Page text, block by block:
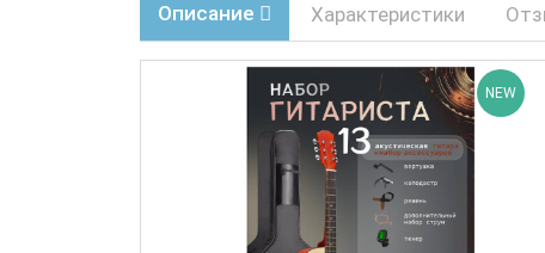
Описание Характеристики
NEW